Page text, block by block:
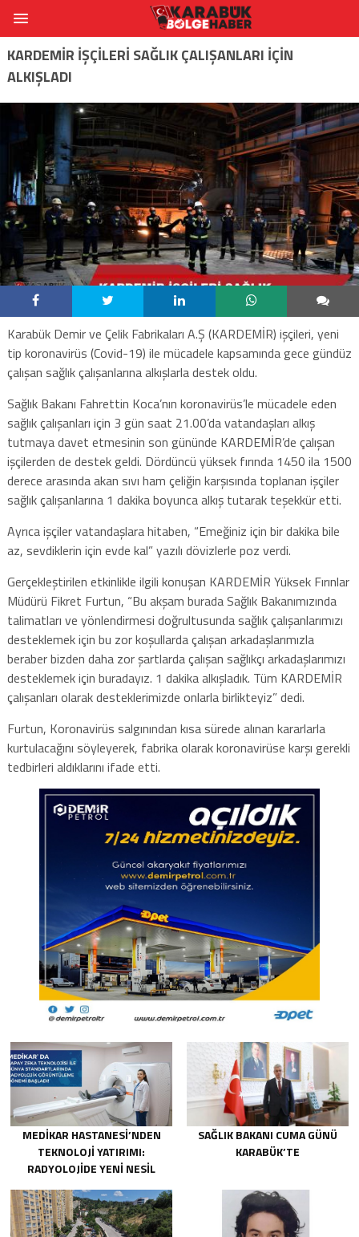
KARDEMİR İŞÇİLERİ SAĞLIK ÇALIŞANLARI İÇİN
ALKIŞLADI
Karabük Demir ve Çelik Fabrikaları A.Ş (KARDEMİR) işçileri, yeni
tip koronavirüs (Covid-19) ile mücadele kapsamında gece gündüz
çalışan sağlık çalışanlarına alkışlarla destek oldu.
Sağlık Bakanı Fahrettin Koca’nın koronavirüs’le mücadele eden
sağlık çalışanları için 3 gün saat 21.00’da vatandaşları alkış
tutmaya davet etmesinin son gününde KARDEMİR’de çalışan
işçilerden de destek geldi. Dördüncü yüksek fırında 1450 ila 1500
derece arasında akan sıvı ham çeliğin karşısında toplanan işçiler
sağlık çalışanlarına 1 dakika boyunca alkış tutarak teşekkür etti.
Ayrıca işçiler vatandaşlara hitaben, “Emeğiniz için bir dakika bile
az, sevdiklerin için evde kal” yazılı dövizlerle poz verdi.
Gerçekleştirilen etkinlikle ilgili konuşan KARDEMİR Yüksek Fırınlar
Müdürü Fikret Furtun, “Bu akşam burada Sağlık Bakanımızında
talimatları ve yönlendirmesi doğrultusunda sağlık çalışanlarımızı
desteklemek için bu zor koşullarda çalışan arkadaşlarımızla
beraber bizden daha zor şartlarda çalışan sağlıkçı arkadaşlarımızı
desteklemek için buradayız. 1 dakika alkışladık. Tüm KARDEMİR
çalışanları olarak desteklerimizde onlarla birlikteyiz” dedi.
Furtun, Koronavirüs salgınından kısa sürede alınan kararlarla
kurtulacağını söyleyerek, fabrika olarak koronavirüse karşı gerekli
tedbirleri aldıklarını ifade etti.
MEDİKAR HASTANESİ’NDEN
TEKNOLOJİ YATIRIMI:
RADYOLOJİDE YENİ NESİL
SAĞLIK BAKANI CUMA GÜNÜ
KARABÜK’TE